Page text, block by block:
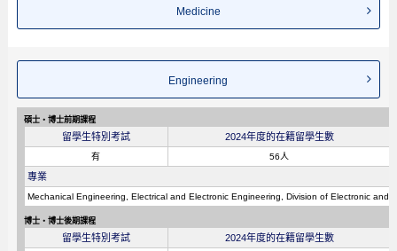
Medicine
Engineering
碩士・博士前期課程
留學生特別考試 2024年度的在籍留學生數
有 56人
專業
Mechanical Engineering, Electrical and Electronic Engineering, Division of Electronic
博士・博士後期課程
留學生特別考試 2024年度的在籍留學生數